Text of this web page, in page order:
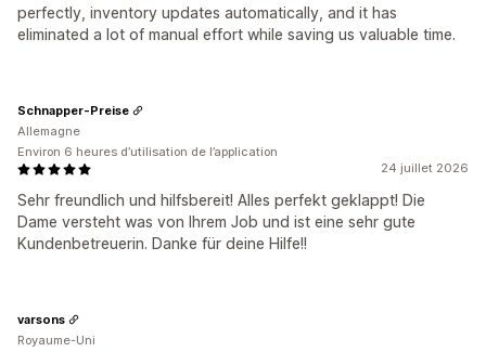
perfectly, inventory updates automatically, and it has
eliminated a lot of manual effort while saving us valuable time.
24 juillet 2026
Sehr freundlich und hilfsbereit! Alles perfekt geklappt! Die
Dame versteht was von Ihrem Job und ist eine sehr gute
Kundenbetreuerin. Danke für deine Hilfe!!
Schnapper-Preise
Allemagne
Environ 6 heures d’utilisation de l’application
varsons
Royaume-Uni